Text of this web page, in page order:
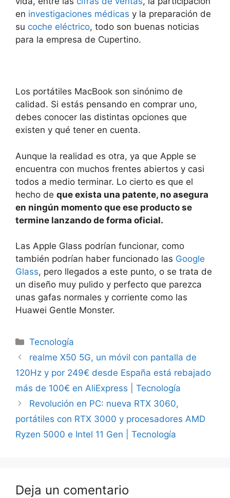
en investigaciones médicas y la preparación de
su coche eléctrico, todo son buenas noticias
para la empresa de Cupertino.
Los portátiles MacBook son sinónimo de
calidad. Si estás pensando en comprar uno,
debes conocer las distintas opciones que
existen y qué tener en cuenta.
Aunque la realidad es otra, ya que Apple se
encuentra con muchos frentes abiertos y casi
todos a medio terminar. Lo cierto es que el
hecho de que exista una patente, no asegura
en ningún momento que ese producto se
termine lanzando de forma oficial.
Las Apple Glass podrían funcionar, como
también podrían haber funcionado las Google
Glass, pero llegados a este punto, o se trata de
un diseño muy pulido y perfecto que parezca
unas gafas normales y corriente como las
Huawei Gentle Monster.
Categorías
Tecnología
realme X50 5G, un móvil con pantalla de
120Hz y por 249€ desde España está rebajado
más de 100€ en AliExpress | Tecnología
Revolución en PC: nueva RTX 3060,
portátiles con RTX 3000 y procesadores AMD
Ryzen 5000 e Intel 11 Gen | Tecnología
Deja un comentario